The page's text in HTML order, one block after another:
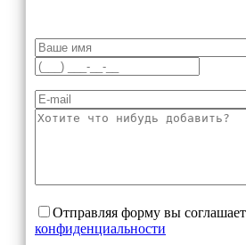
Отправляя форму вы
конфиденциальности